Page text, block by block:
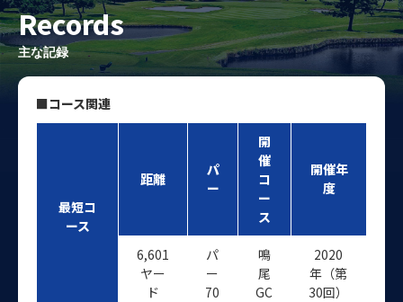
Records
主な記録
■コース関連
最短コ
ース
距離
パ
ー
開
催
コ
ー
ス
開催年
度
6,601
ヤー
ド
パ
ー
70
鳴
尾
GC
2020
年（第
30回）